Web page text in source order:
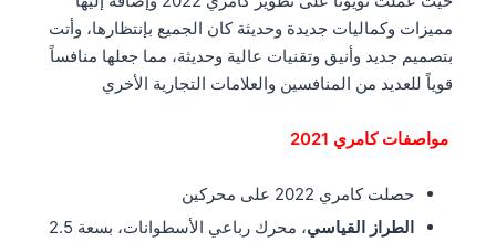
مميزات وكماليات جديدة وحديثة كان الجميع بإنتظارها، وأتت
بتصميم جديد وأنيق وتقنيات عالية وحديثة، مما جعلها منافساً
قوياً للعديد من المنافسين والعلامات التجارية الأخري
مواصفات كامري 2021
حصلت كامري 2022 على محركين
الطراز القياسي
، محرك رباعي الأسطوانات، بسعة 2.5